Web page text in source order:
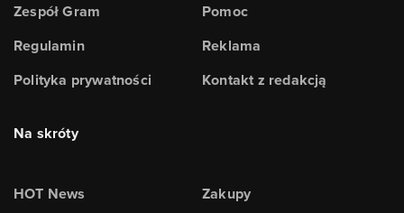
Zespół Gram
Regulamin
Polityka prywatności
Pomoc
Reklama
Kontakt z redakcją
Na skróty
HOT News
Zakupy